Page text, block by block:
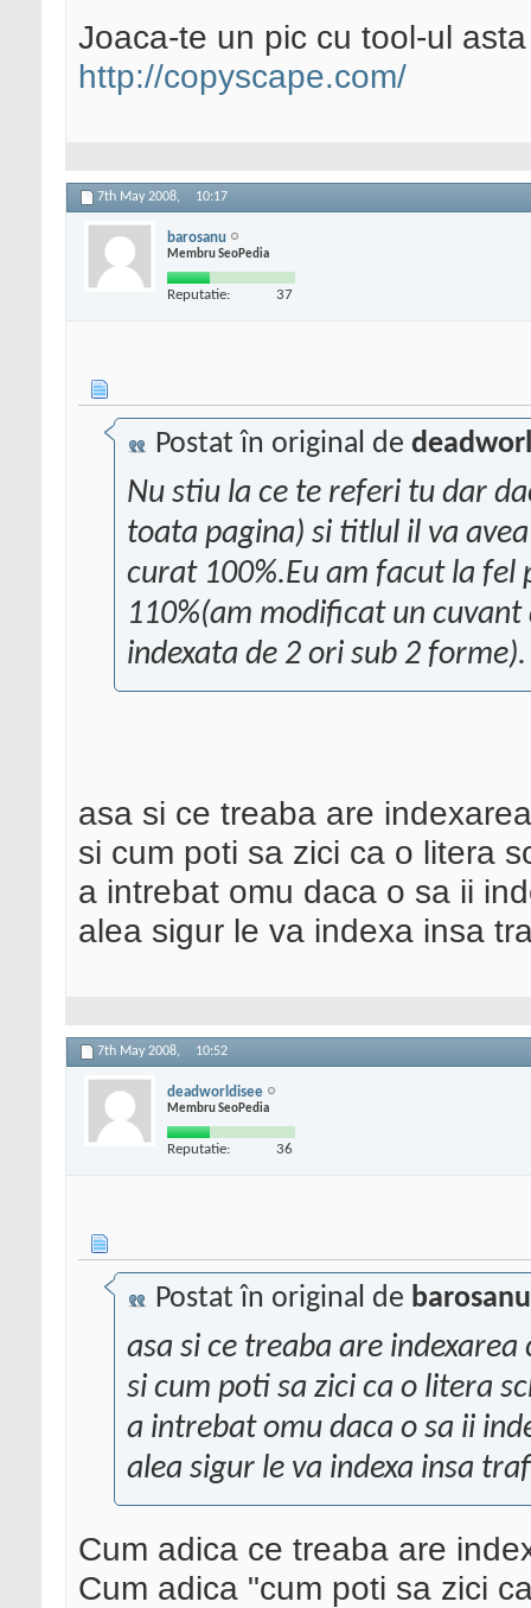
Joaca-te un pic cu tool-ul
http://copyscape.com/
7th May 2008, 10:17
barosanu
Membru SeoPedia
Reputatie: 37
Postat în original de
Nu stiu la ce te referi tu dar
toata pagina) si titlul il va
curat 100%.Eu am facut la fel
110%(am modificat un
indexata de 2 ori sub 2 forme).
asa si ce treaba are
si cum poti sa zici ca o litera
a intrebat omu daca o sa ii
alea sigur le va indexa insa
7th May 2008, 10:52
deadworldisee
Membru SeoPedia
Reputatie: 36
Postat în original de barosanu
asa si ce treaba are
si cum poti sa zici ca o litera
a intrebat omu daca o sa ii
alea sigur le va indexa insa
Cum adica ce treaba are
Cum adica "cum poti sa zici